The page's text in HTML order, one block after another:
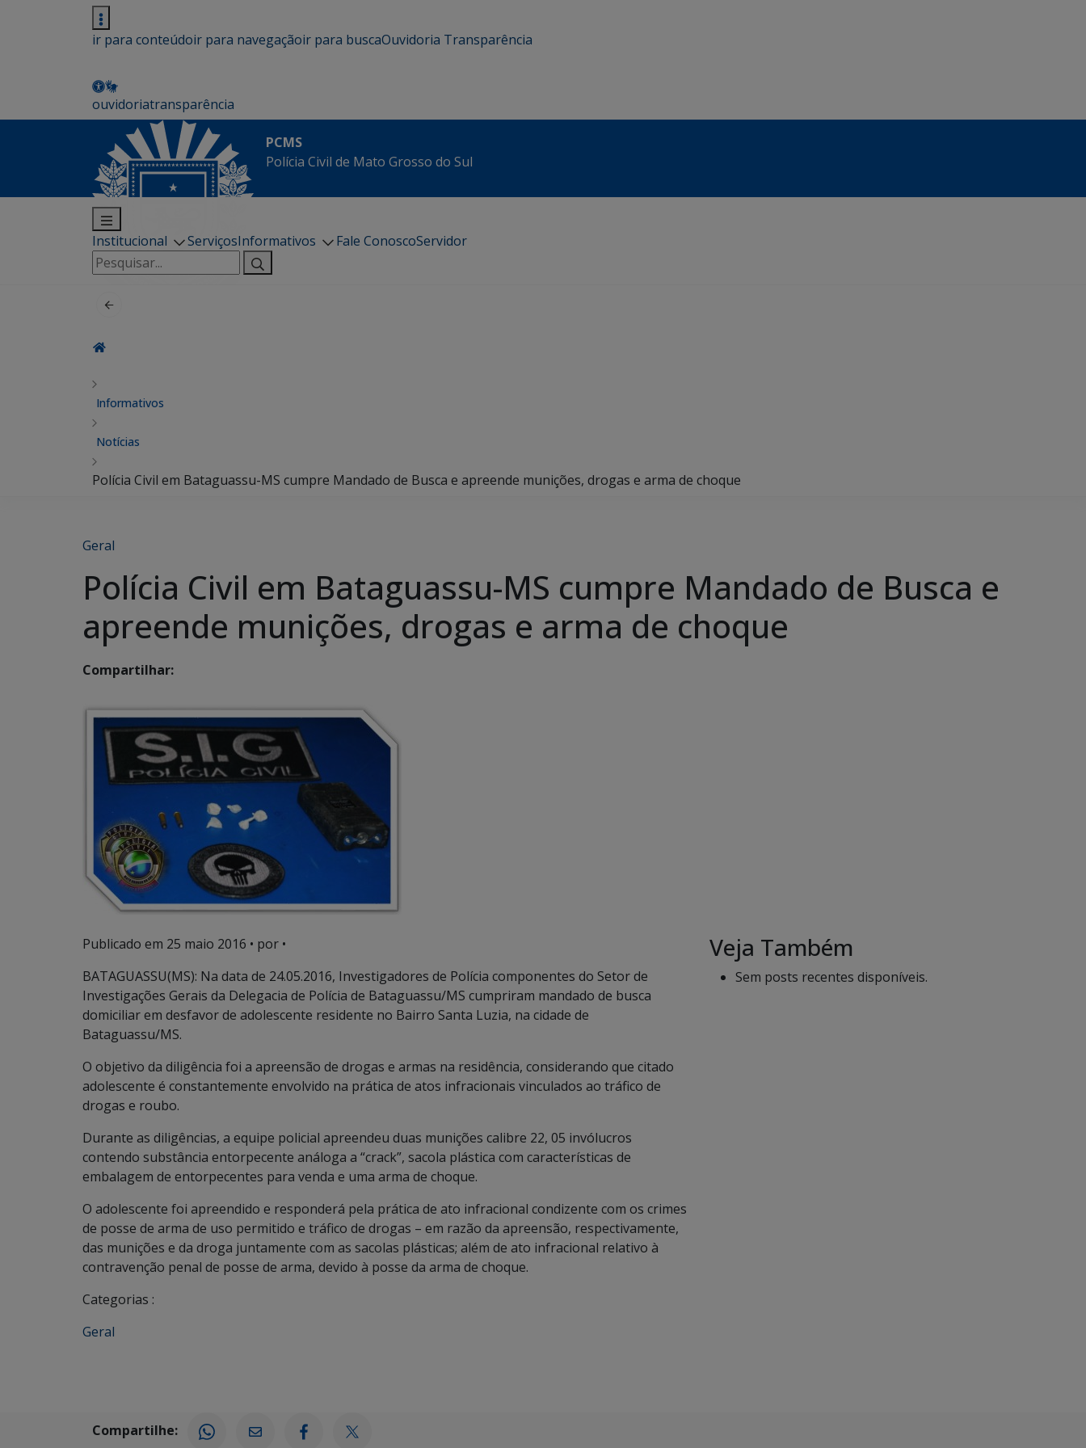
ir para conteúdoir para navegaçãoir para buscaOuvidoria Transparência
ouvidoriatransparência
PCMS
Polícia Civil de Mato Grosso do Sul
Institucional ServiçosInformativos Fale ConoscoServidor
Pesquisar
por:
Informativos
Notícias
Polícia Civil em Bataguassu-MS cumpre Mandado de Busca e apreende munições, drogas e arma de choque
Geral
Polícia Civil em Bataguassu-MS cumpre Mandado de Busca e
apreende munições, drogas e arma de choque
Compartilhar:
Publicado em 25 maio 2016 • por •
BATAGUASSU(MS): Na data de 24.05.2016, Investigadores de Polícia componentes do Setor de
Investigações Gerais da Delegacia de Polícia de Bataguassu/MS cumpriram mandado de busca
domiciliar em desfavor de adolescente residente no Bairro Santa Luzia, na cidade de
Bataguassu/MS.
O objetivo da diligência foi a apreensão de drogas e armas na residência, considerando que citado
adolescente é constantemente envolvido na prática de atos infracionais vinculados ao tráfico de
drogas e roubo.
Durante as diligências, a equipe policial apreendeu duas munições calibre 22, 05 invólucros
contendo substância entorpecente análoga a “crack”, sacola plástica com características de
embalagem de entorpecentes para venda e uma arma de choque.
O adolescente foi apreendido e responderá pela prática de ato infracional condizente com os crimes
de posse de arma de uso permitido e tráfico de drogas – em razão da apreensão, respectivamente,
das munições e da droga juntamente com as sacolas plásticas; além de ato infracional relativo à
contravenção penal de posse de arma, devido à posse da arma de choque.
Categorias :
Geral
Veja Também
Sem posts recentes disponíveis.
Compartilhe: